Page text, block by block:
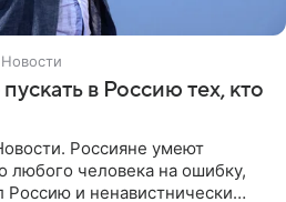
в Россию тех, кто
Россияне умеют
любого человека на ошибку,
Россию и ненавистнически